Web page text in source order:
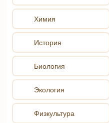
Химия
История
Биология
Экология
Физкультура